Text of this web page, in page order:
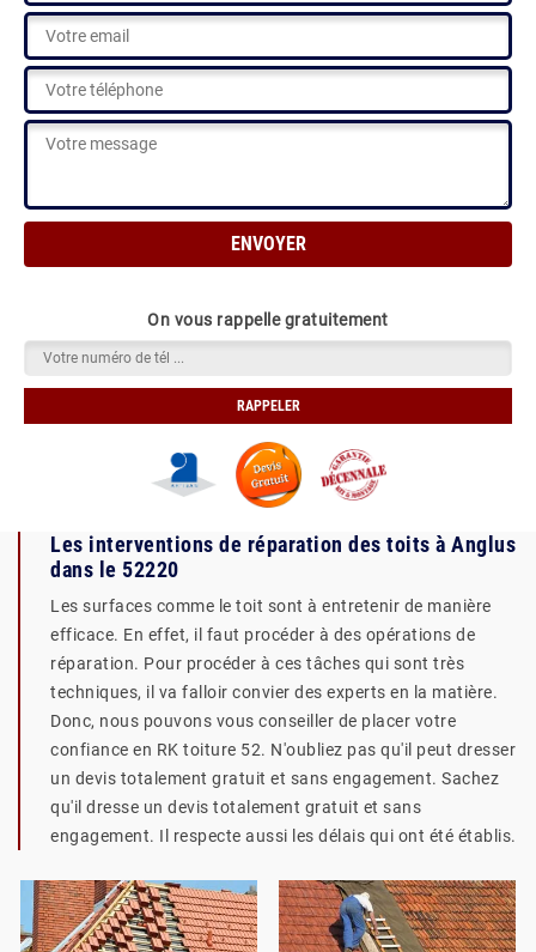
On vous rappelle gratuitement
Les interventions de réparation des toits à Anglus
dans le 52220
Les surfaces comme le toit sont à entretenir de manière
efficace. En effet, il faut procéder à des opérations de
réparation. Pour procéder à ces tâches qui sont très
techniques, il va falloir convier des experts en la matière.
Donc, nous pouvons vous conseiller de placer votre
confiance en RK toiture 52. N'oubliez pas qu'il peut dresser
un devis totalement gratuit et sans engagement. Sachez
qu'il dresse un devis totalement gratuit et sans
engagement. Il respecte aussi les délais qui ont été établis.